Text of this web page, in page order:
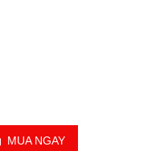
MUA NGAY